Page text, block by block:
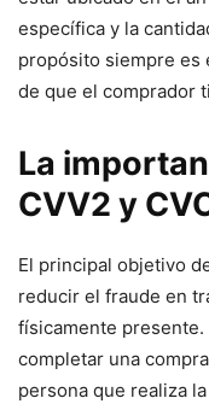
específica y la
propósito siempre es
de que el comprador
La
CVV2 y
El principal objetivo
reducir el fraude en
físicamente
completar una
persona que realiza